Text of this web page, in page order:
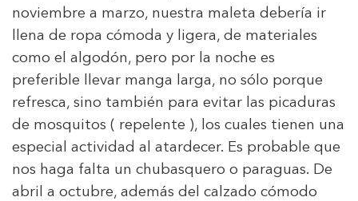
noviembre a marzo, nuestra maleta debería ir
llena de ropa cómoda y ligera, de materiales
como el algodón, pero por la noche es
preferible llevar manga larga, no sólo porque
refresca, sino también para evitar las picaduras
de mosquitos ( repelente ), los cuales tienen una
especial actividad al atardecer. Es probable que
nos haga falta un chubasquero o paraguas. De
abril a octubre, además del calzado cómodo